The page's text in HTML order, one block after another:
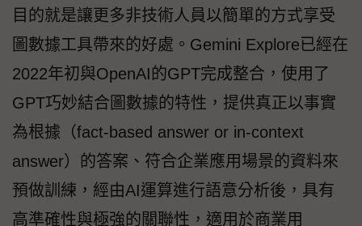
目的就是讓更多非技術人員以簡單的方式享受
圖數據工具帶來的好處。Gemini Explore已經在
2022年初與OpenAI的GPT完成整合，使用了
GPT巧妙結合圖數據的特性，提供真正以事實
為根據（fact-based answer or in-context
answer）的答案、符合企業應用場景的資料來
預做訓練，經由AI運算進行語意分析後，具有
高準確性與極強的關聯性，適用於商業用